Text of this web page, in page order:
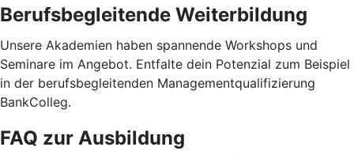
Berufsbegleitende Weiterbildung
Unsere Akademien haben spannende Workshops und
Seminare im Angebot. Entfalte dein Potenzial zum Beispiel
in der berufsbegleitenden Managementqualifizierung
BankColleg.
FAQ zur Ausbildung